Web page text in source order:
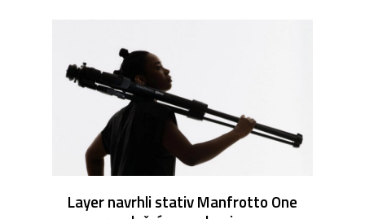
Layer navrhli stativ Manfrotto One